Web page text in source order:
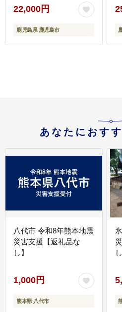
22,000円
鹿児島県 鹿児島市
あなたにおす
八代市 令和8年熊本地震
災害支援【返礼品な
し】
1,000円
熊本県 八代市